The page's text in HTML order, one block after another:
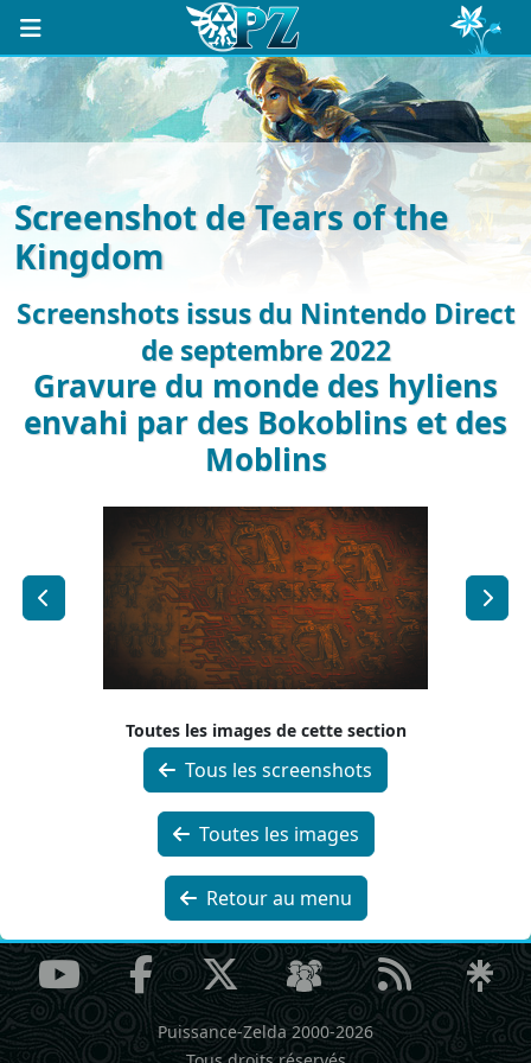
Screenshot de Tears of the
Kingdom
Screenshots issus du Nintendo Direct
de septembre 2022
Gravure du monde des hyliens
envahi par des Bokoblins et des
Moblins
Toutes les images de cette section
Tous les screenshots
Toutes les images
Retour au menu
Puissance-Zelda 2000-2026